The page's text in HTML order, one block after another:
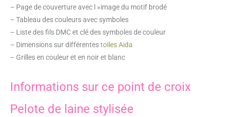
– Page de couverture avec l »image du motif brodé
– Tableau des couleurs avec symboles
– Liste des fils DMC et clé des symboles de couleur
– Dimensions sur différentestoiles Aida
– Grilles en couleur et en noir et blanc
Informations sur ce point de croix
Pelote de laine stylisée